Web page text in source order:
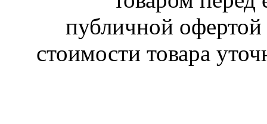
публичной
стоимости товара